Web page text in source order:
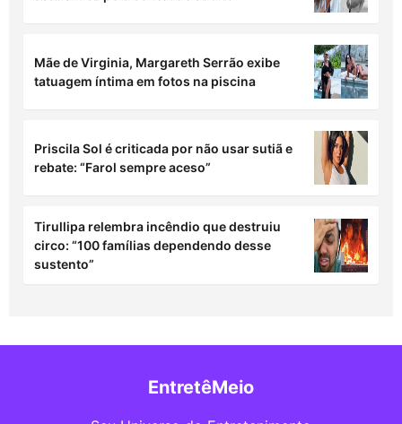
Mãe de Virginia, Margareth Serrão exibe
tatuagem íntima em fotos na piscina
Priscila Sol é criticada por não usar sutiã e
rebate: “Farol sempre aceso”
Tirullipa relembra incêndio que destruiu
circo: “100 famílias dependendo desse
sustento”
EntretêMeio